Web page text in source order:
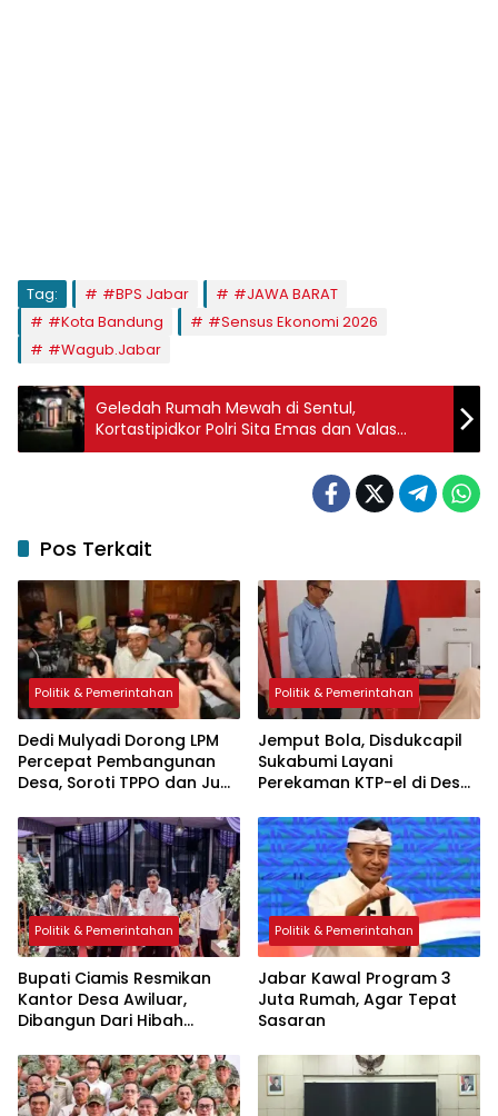
Tag: #BPS Jabar
#JAWA BARAT
#Kota Bandung
#Sensus Ekonomi 2026
#Wagub.Jabar
Geledah Rumah Mewah di Sentul,
Kortastipidkor Polri Sita Emas dan Valas
Senilai Rp. 476 Miliar
Pos Terkait
Politik & Pemerintahan
Dedi Mulyadi Dorong LPM
Percepat Pembangunan
Desa, Soroti TPPO dan Judi
Politik & Pemerintahan
Jemput Bola, Disdukcapil
Sukabumi Layani
Perekaman KTP-el di Desa
Politik & Pemerintahan
Bupati Ciamis Resmikan
Kantor Desa Awiluar,
Dibangun Dari Hibah
Politik & Pemerintahan
Jabar Kawal Program 3
Juta Rumah, Agar Tepat
Sasaran